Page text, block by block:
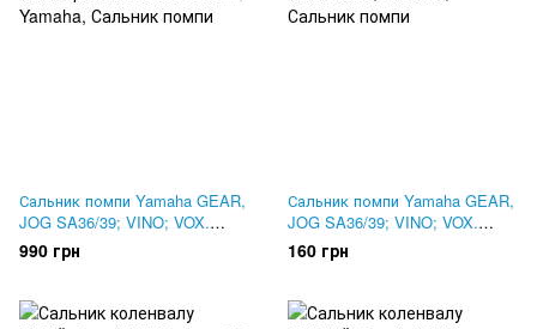
Сальник помпи Yamaha GEAR,
JOG SA36/39; VINO; VOX.
Оригінал 93103-10011
990 грн
Сальник помпи Yamaha GEAR,
JOG SA36/39; VINO; VOX.
SALO
160 грн